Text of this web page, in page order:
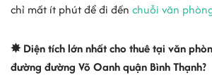
chỉ mất ít phút để đi đến chuỗi văn
✸ Diện tích lớn nhất cho thuê tại văn
đường đường Võ Oanh quận Bình Thạnh?